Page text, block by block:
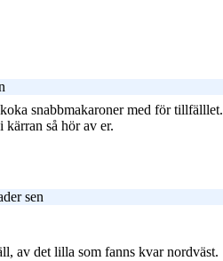
snabbmakaroner med för tillfälllet.
kärran så hör av er.
sen
av det lilla som fanns kvar nordväst.